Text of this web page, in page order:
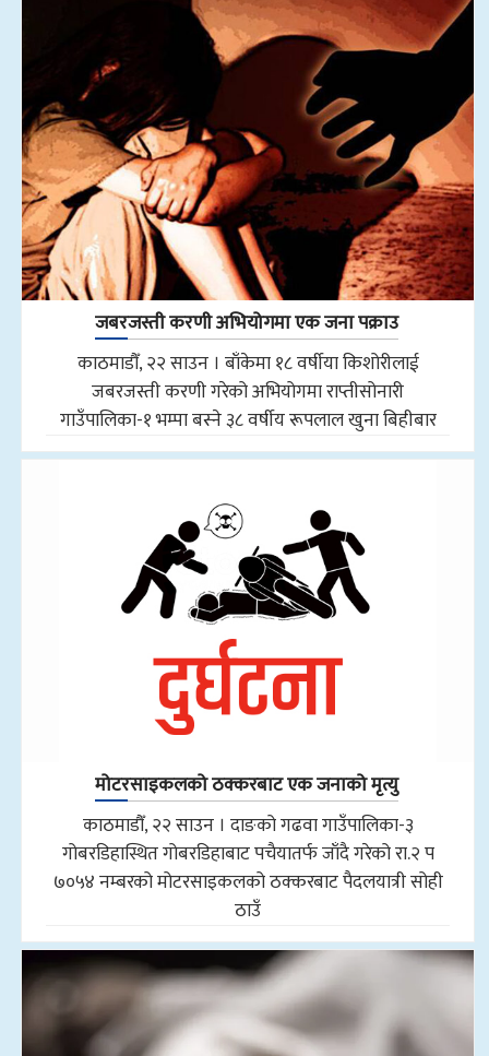
जबरजस्ती करणी अभियोगमा एक जना पक्राउ
काठमाडौँ, २२ साउन । बाँकेमा १८ वर्षीया किशोरीलाई
जबरजस्ती करणी गरेको अभियोगमा राप्तीसोनारी
गाउँपालिका-१ भम्पा बस्ने ३८ वर्षीय रूपलाल खुना बिहीबार
मोटरसाइकलको ठक्करबाट एक जनाको मृत्यु
काठमाडौँ, २२ साउन । दाङको गढवा गाउँपालिका-३
गोबरडिहास्थित गोबरडिहाबाट पचैयातर्फ जाँदै गरेको रा.२ प
७०५४ नम्बरको मोटरसाइकलको ठक्करबाट पैदलयात्री सोही
ठाउँ